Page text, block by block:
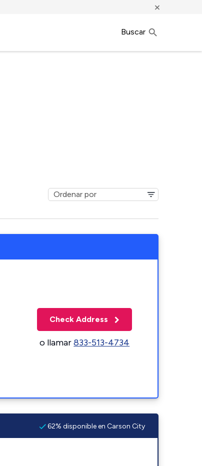
×
Buscar
Check Address
o llamar833-513-4734
62% disponible en Carson City